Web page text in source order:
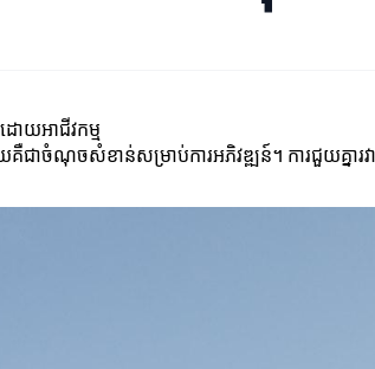
ោយអាជីវកម្ម
គឺជាចំណុចសំខាន់សម្រាប់ការអភិវឌ្ឍន៍។ ការជួយគ្ន